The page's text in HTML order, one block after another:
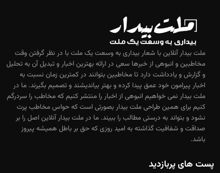
ملت بیدار آنلاین با شعار بیداری به وسعت یک ملت با در نظر گرفتن وقت
مخاطبین و انبوهی از خبرها سعی در ارائه بهترین اخبار و تبدیل آن به تحلیل
و گزارش و یادداشت دارد تا مخاطبین بتوانند در کمترین زمان نسبت به
اخبار پیرامون خود عمق پیدا کرده و بهتر بیاندیشند و تصمیم بگیرند. ما در
ملت بیدار نمی خواهیم انبوهی از اخبار را منتشر کنیم که مخاطب را سردرگم
کنیم برای همین طراحی ملت بیدار بصورتی است که حواس مخاطب پرت
نشود و بتواند به درستی مطالب را ببیند. ما در ملت بیدار آنلاین اصل را بر
صداقت و شفافیت گذاشته به امید روزی که حق بر باطل همیشه پیروز
باشد.
پست های پربازدید